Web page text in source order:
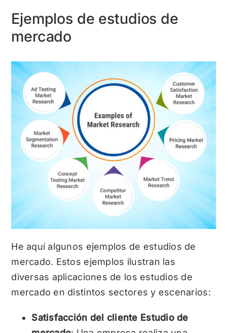
Ejemplos de estudios de
mercado
He aquí algunos ejemplos de estudios de
mercado. Estos ejemplos ilustran las
diversas aplicaciones de los estudios de
mercado en distintos sectores y escenarios:
Satisfacción del cliente Estudio de